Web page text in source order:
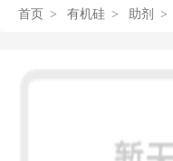
首页 有机硅 助剂